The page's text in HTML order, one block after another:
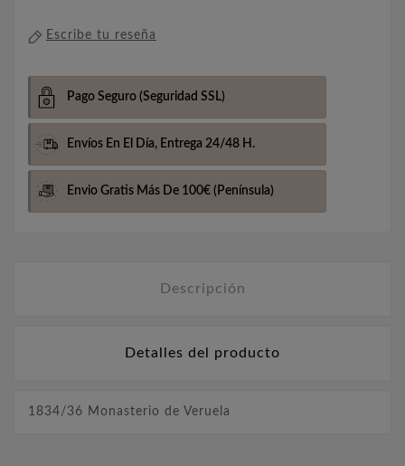
Escribe tu reseña
Pago Seguro (Seguridad SSL)
Envíos En El Día, Entrega 24/48 H.
Envio Gratis Más De 100€ (Península)
Descripción
Detalles del producto
1834/36 Monasterio de Veruela